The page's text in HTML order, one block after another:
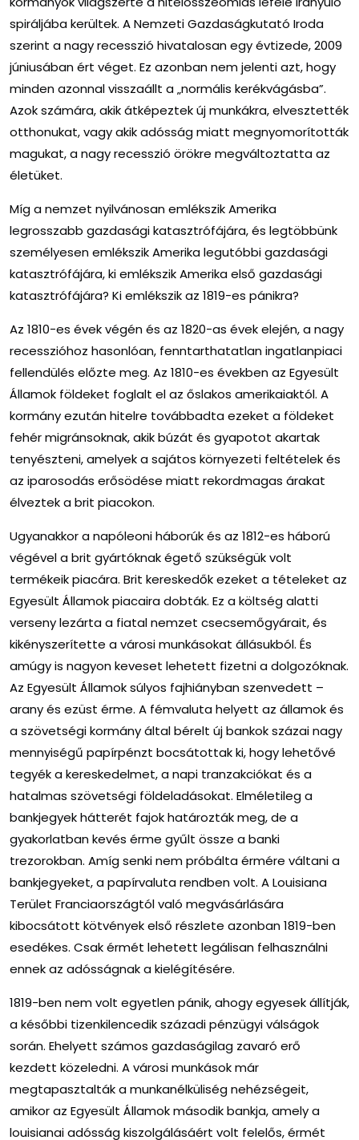
spiráljába kerültek. A Nemzeti Gazdaságkutató Iroda
szerint a nagy recesszió hivatalosan egy évtizede, 2009
júniusában ért véget. Ez azonban nem jelenti azt, hogy
minden azonnal visszaállt a „normális kerékvágásba”.
Azok számára, akik átképeztek új munkákra, elvesztették
otthonukat, vagy akik adósság miatt megnyomorították
magukat, a nagy recesszió örökre megváltoztatta az
életüket.
Míg a nemzet nyilvánosan emlékszik Amerika
legrosszabb gazdasági katasztrófájára, és legtöbbünk
személyesen emlékszik Amerika legutóbbi gazdasági
katasztrófájára, ki emlékszik Amerika első gazdasági
katasztrófájára? Ki emlékszik az 1819-es pánikra?
Az 1810-es évek végén és az 1820-as évek elején, a nagy
recesszióhoz hasonlóan, fenntarthatatlan ingatlanpiaci
fellendülés előzte meg. Az 1810-es években az Egyesült
Államok földeket foglalt el az őslakos amerikaiaktól. A
kormány ezután hitelre továbbadta ezeket a földeket
fehér migránsoknak, akik búzát és gyapotot akartak
tenyészteni, amelyek a sajátos környezeti feltételek és
az iparosodás erősödése miatt rekordmagas árakat
élveztek a brit piacokon.
Ugyanakkor a napóleoni háborúk és az 1812-es háború
végével a brit gyártóknak égető szükségük volt
termékeik piacára. Brit kereskedők ezeket a tételeket az
Egyesült Államok piacaira dobták. Ez a költség alatti
verseny lezárta a fiatal nemzet csecsemőgyárait, és
kikényszerítette a városi munkásokat állásukból. És
amúgy is nagyon keveset lehetett fizetni a dolgozóknak.
Az Egyesült Államok súlyos fajhiányban szenvedett –
arany és ezüst érme. A fémvaluta helyett az államok és
a szövetségi kormány által bérelt új bankok százai nagy
mennyiségű papírpénzt bocsátottak ki, hogy lehetővé
tegyék a kereskedelmet, a napi tranzakciókat és a
hatalmas szövetségi földeladásokat. Elméletileg a
bankjegyek hátterét fajok határozták meg, de a
gyakorlatban kevés érme gyűlt össze a banki
trezorokban. Amíg senki nem próbálta érmére váltani a
bankjegyeket, a papírvaluta rendben volt. A Louisiana
Terület Franciaországtól való megvásárlására
kibocsátott kötvények első részlete azonban 1819-ben
esedékes. Csak érmét lehetett legálisan felhasználni
ennek az adósságnak a kielégítésére.
1819-ben nem volt egyetlen pánik, ahogy egyesek állítják,
a későbbi tizenkilencedik századi pénzügyi válságok
során. Ehelyett számos gazdaságilag zavaró erő
kezdett közeledni. A városi munkások már
megtapasztalták a munkanélküliség nehézségeit,
amikor az Egyesült Államok második bankja, amely a
louisianai adósság kiszolgálásáért volt felelős, érmét